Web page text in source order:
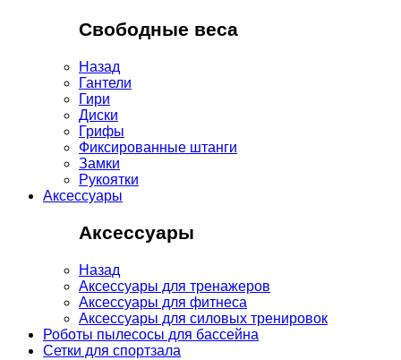
Свободные веса
Назад
Гантели
Гири
Диски
Грифы
Фиксированные штанги
Замки
Рукоятки
Аксессуары
Аксессуары
Назад
Аксессуары для тренажеров
Аксессуары для фитнеса
Аксессуары для силовых тренировок
Роботы пылесосы для бассейна
Сетки для спортзала